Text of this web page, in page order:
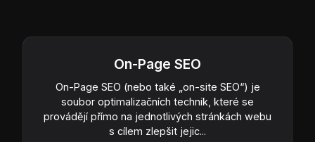
On-Page SEO
On-Page SEO (nebo také „on-site SEO“) je
soubor optimalizačních technik, které se
provádějí přímo na jednotlivých stránkách webu
s cílem zlepšit jejic...